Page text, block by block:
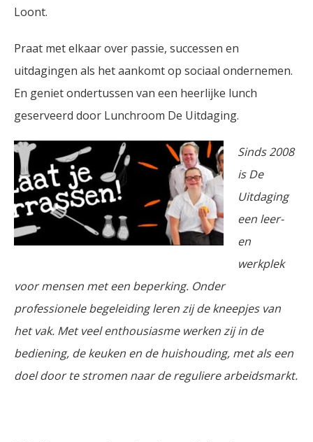
Loont.
Praat met elkaar over passie, successen en
uitdagingen als het aankomt op sociaal ondernemen.
En geniet ondertussen van een heerlijke lunch
geserveerd door Lunchroom De Uitdaging.
Sinds 2008
is De
Uitdaging
een leer-
en
werkplek
voor mensen met een beperking. Onder
professionele begeleiding leren zij de kneepjes van
het vak. Met veel enthousiasme werken zij in de
bediening, de keuken en de huishouding, met als een
doel door te stromen naar de reguliere arbeidsmarkt.